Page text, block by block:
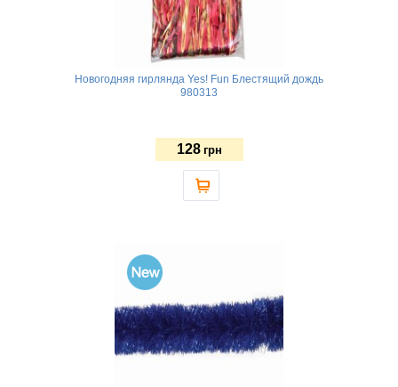
Новогодняя гирлянда Yes! Fun Блестящий дождь
980313
128 грн